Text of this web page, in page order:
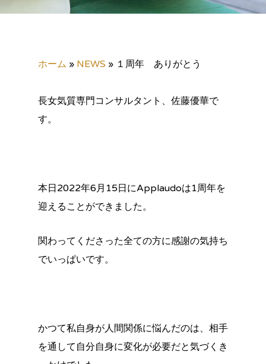
ホーム » NEWS » １周年 ありがとう
長女気質専門コンサルタント、佐藤優華で
す。
本日2022年6月15日にApplaudoは1周年を
迎えることができました。
関わってくださった全ての方に感謝の気持ち
でいっぱいです。
かつて私自身が人間関係に悩んだのは、相手
を通して自分自身に変化が必要だと気づくき